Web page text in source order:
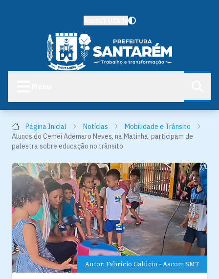
Página Inicial Notícias
Mobilidade e Trânsito
Alunos do Cemei Ademaro Neves, na Matinha, participam de
palestra sobre educação no trânsito
Autor: Fabrício Galúcio - Ascom SMT